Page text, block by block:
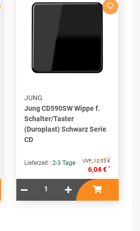
JUNG
Jung CD590SW Wippe f.
Schalter/Taster
(Duroplast) Schwarz Serie
CD
Lieferzeit : 2-3 Tage UVP:12,53 €
6,04 € *